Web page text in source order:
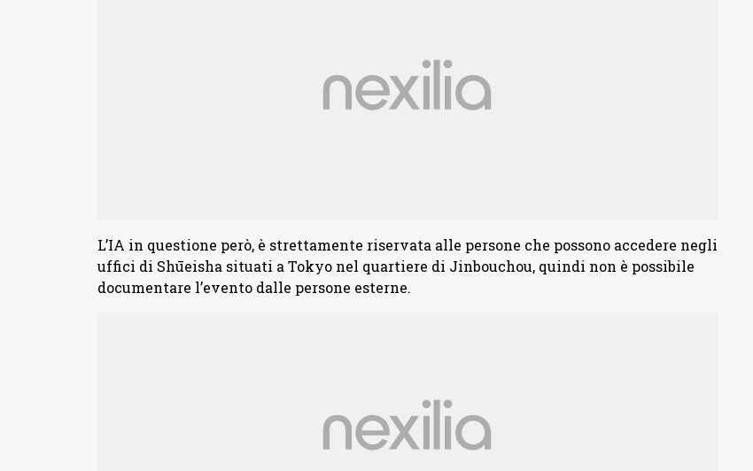
L’IA in questione però, è strettamente riservata alle persone che possono accedere negli
uffici di Shūeisha situati a Tokyo nel quartiere di Jinbouchou, quindi non è possibile
documentare l’evento dalle persone esterne.